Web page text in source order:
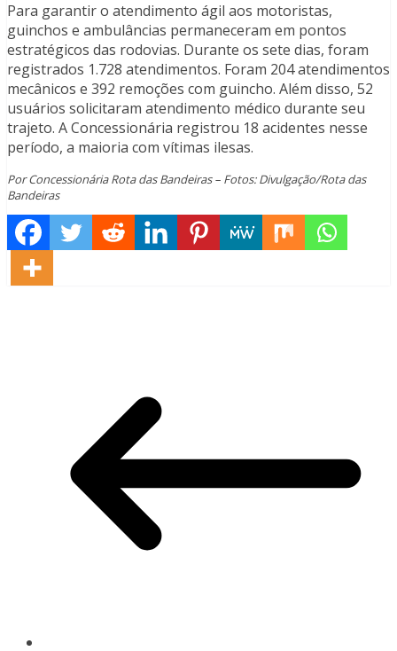
Para garantir o atendimento ágil aos motoristas,
guinchos e ambulâncias permaneceram em pontos
estratégicos das rodovias. Durante os sete dias, foram
registrados 1.728 atendimentos. Foram 204 atendimentos
mecânicos e 392 remoções com guincho. Além disso, 52
usuários solicitaram atendimento médico durante seu
trajeto. A Concessionária registrou 18 acidentes nesse
período, a maioria com vítimas ilesas.
Por Concessionária Rota das Bandeiras – Fotos: Divulgação/Rota das
Bandeiras